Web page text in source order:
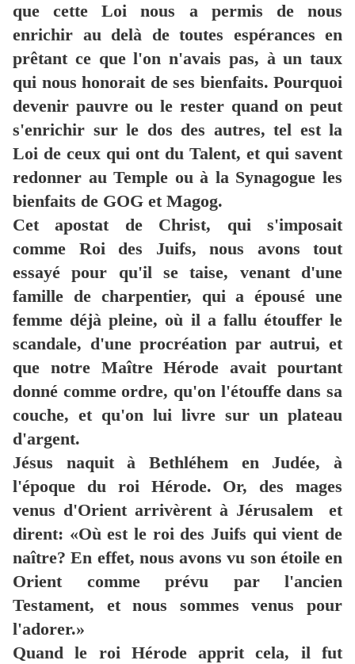
que cette Loi nous a permis de nous
enrichir au delà de toutes espérances en
prêtant ce que l'on n'avais pas, à un taux
qui nous honorait de ses bienfaits. Pourquoi
devenir pauvre ou le rester quand on peut
s'enrichir sur le dos des autres, tel est la
Loi de ceux qui ont du Talent, et qui savent
redonner au Temple ou à la Synagogue les
bienfaits de GOG et Magog.
Cet apostat de Christ, qui s'imposait
comme Roi des Juifs, nous avons tout
essayé pour qu'il se taise, venant d'une
famille de charpentier, qui a épousé une
femme déjà pleine, où il a fallu étouffer le
scandale, d'une procréation par autrui, et
que notre Maître Hérode avait pourtant
donné comme ordre, qu'on l'étouffe dans sa
couche, et qu'on lui livre sur un plateau
d'argent.
Jésus naquit à Bethléhem en Judée, à
l'époque du roi Hérode. Or, des mages
venus d'Orient arrivèrent à Jérusalem et
dirent: «Où est le roi des Juifs qui vient de
naître? En effet, nous avons vu son étoile en
Orient comme prévu par l'ancien
Testament, et nous sommes venus pour
l'adorer.»
Quand le roi Hérode apprit cela, il fut